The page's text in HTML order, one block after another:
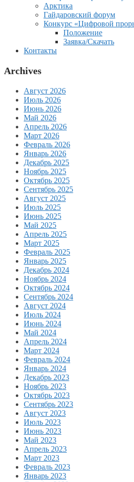
Арктика
Гайдаровский форум
Конкурс «Цифровой
Положение
Заявка/Скачать
Контакты
Archives
Август 2026
Июль 2026
Июнь 2026
Май 2026
Апрель 2026
Март 2026
Февраль 2026
Январь 2026
Декабрь 2025
Ноябрь 2025
Октябрь 2025
Сентябрь 2025
Август 2025
Июль 2025
Июнь 2025
Май 2025
Апрель 2025
Март 2025
Февраль 2025
Январь 2025
Декабрь 2024
Ноябрь 2024
Октябрь 2024
Сентябрь 2024
Август 2024
Июль 2024
Июнь 2024
Май 2024
Апрель 2024
Март 2024
Февраль 2024
Январь 2024
Декабрь 2023
Ноябрь 2023
Октябрь 2023
Сентябрь 2023
Август 2023
Июль 2023
Июнь 2023
Май 2023
Апрель 2023
Март 2023
Февраль 2023
Январь 2023